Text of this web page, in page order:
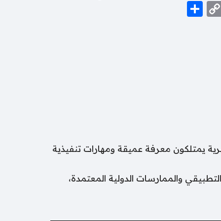
Copy
يمتلكون معرفة عميقة ومهارات تنفيذية
والممارسات الدولية المعتمدة،